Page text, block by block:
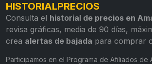
HISTORIALPRECIOS
Consulta el historial de precios en
revisa gráficas, media de 90 días,
crea alertas de bajada para comprar
Participamos en el Programa de Afiliados de